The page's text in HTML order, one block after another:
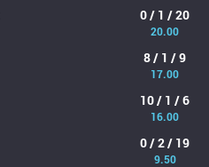
0 / 1 / 20
20.00
8 / 1 / 9
17.00
10 / 1 / 6
16.00
0 / 2 / 19
9.50